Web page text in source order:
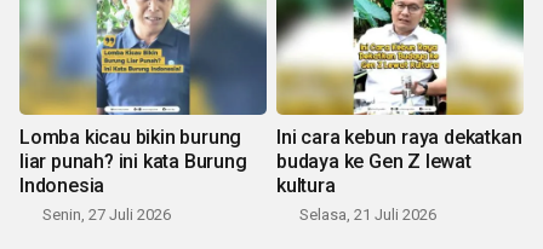
Lomba kicau bikin burung
liar punah? ini kata Burung
Indonesia
Senin, 27 Juli 2026
Ini cara kebun raya dekatkan
budaya ke Gen Z lewat
kultura
Selasa, 21 Juli 2026